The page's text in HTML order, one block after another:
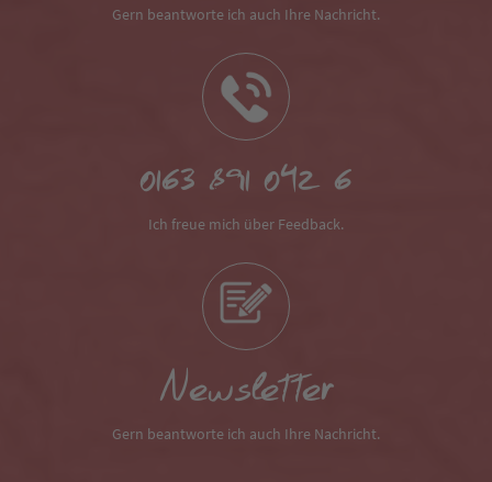
Gern beantworte ich auch Ihre Nachricht.
0163 891 042 6
Ich freue mich über Feedback.
Newsletter
Gern beantworte ich auch Ihre Nachricht.